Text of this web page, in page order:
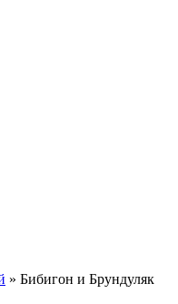
» Бибигон и Брундуляк